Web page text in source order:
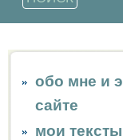
обо мне и
сайте
мои тексты